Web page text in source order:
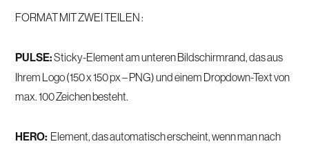
FORMAT MIT ZWEI TEILEN :
PULSE:Sticky-Element am unteren Bildschirmrand, das aus
Ihrem Logo (150 x 150 px – PNG) und einem Dropdown-Text von
max. 100 Zeichen besteht.
HERO: Element, das automatisch erscheint, wenn man nach